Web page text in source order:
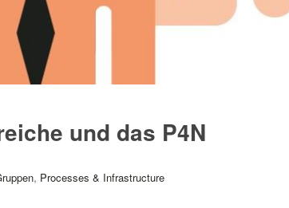
und das P4N
, Processes & Infrastructure